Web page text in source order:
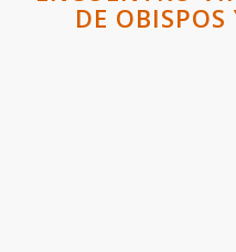
DE OBISPOS